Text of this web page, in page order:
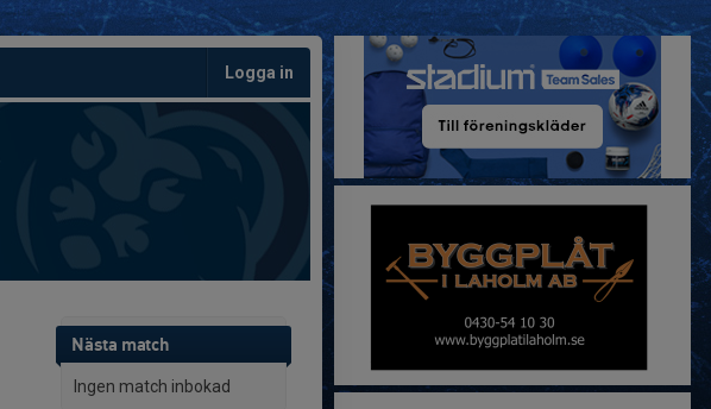
Logga in
Nästa match
Ingen match inbokad